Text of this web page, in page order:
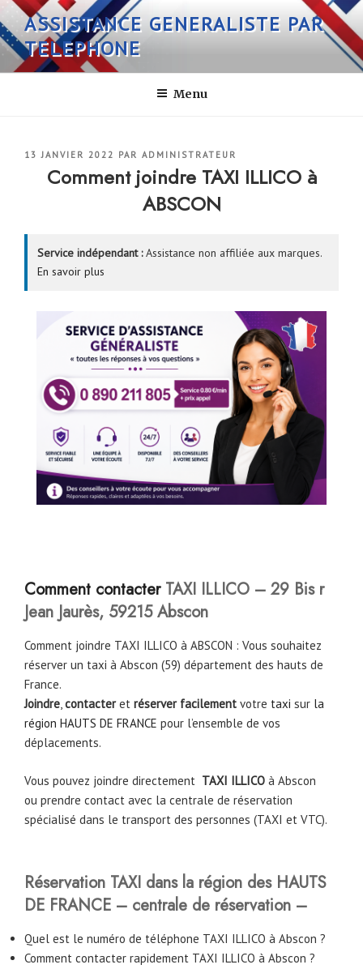
Aller
au
contenu
principal
ASSISTANCE GENERALISTE PAR
TELEPHONE
Menu
PUBLIÉ
13 JANVIER 2022 PAR ADMINISTRATEUR
Comment joindre TAXI ILLICO à
ABSCON
Service indépendant :Assistance non affiliée aux marques.
En savoir plus
Comment contacterTAXI ILLICO – 29 Bis r
Jean Jaurès, 59215 Abscon
Comment joindre TAXI ILLICO à ABSCON : Vous souhaitez
réserver un taxi à Abscon (59) département des hauts de
France.
Joindre,contacteret réserver facilement votre taxi sur la
région HAUTS DE FRANCE pour l’ensemble de vos
déplacements.
Vous pouvez joindre directement TAXI ILLICO à Abscon
ou prendre contact avec la centrale de réservation
spécialisé dans le transport des personnes (TAXI et VTC).
Réservation TAXI dans la région des HAUTS
DE FRANCE – centrale de réservation –
Quel est le numéro de téléphone TAXI ILLICO à Abscon ?
Comment contacter rapidement TAXI ILLICO à Abscon ?